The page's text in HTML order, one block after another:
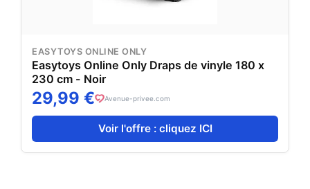
EASYTOYS ONLINE ONLY
Easytoys Online Only Draps de vinyle 180 x
230 cm - Noir
29,99 € Avenue-privee.com
Voir l'offre : cliquez ICI